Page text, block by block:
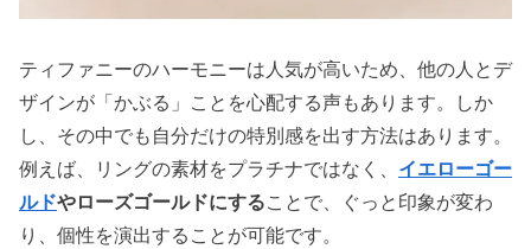
ティファニーのハーモニーは人気が高いため、他の人とデ
ザインが「かぶる」ことを心配する声もあります。しか
し、その中でも自分だけの特別感を出す方法はあります。
例えば、リングの素材をプラチナではなく、 イエローゴー
ルドやローズゴールドにすることで、ぐっと印象が変わ
り、個性を演出することが可能です。